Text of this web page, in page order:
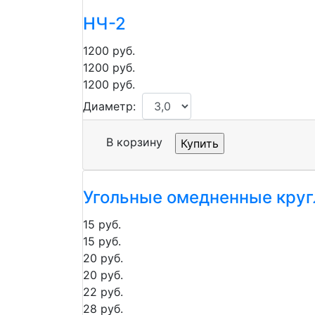
НЧ-2
1200 руб.
1200 руб.
1200 руб.
Диаметр:
В корзину
Угольные омедненные
15 руб.
15 руб.
20 руб.
20 руб.
22 руб.
28 руб.